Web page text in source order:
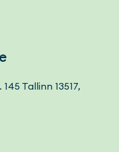
Tallinn 13517,